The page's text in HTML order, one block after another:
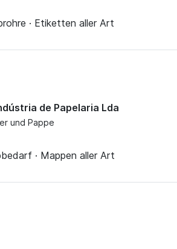
· Etiketten aller Art
de Papelaria Lda
und Pappe
· Mappen aller Art